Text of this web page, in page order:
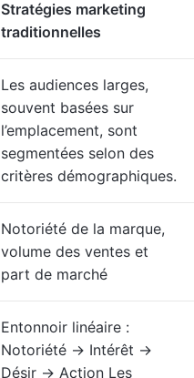
Stratégies marketing
traditionnelles
Les audiences larges,
souvent basées sur
l’emplacement, sont
segmentées selon des
critères démographiques.
Notoriété de la marque,
volume des ventes et
part de marché
Entonnoir linéaire :
Notoriété → Intérêt →
Désir → Action Les